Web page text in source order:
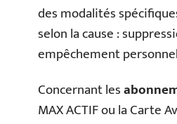
des modalités
selon la cause :
empêchement
Concernant les
MAX ACTIF ou la Carte